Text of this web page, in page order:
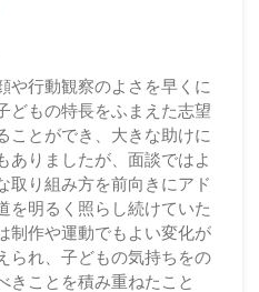
や行動観察のよさを早くに
どもの特長をふまえた志望
ことができ、大きな助けに
ありましたが、面談ではよ
取り組み方を前向きにアド
を明るく照らし続けていた
制作や運動でもよい変化が
られ、子どもの気持ちをの
きことを積み重ねたこと